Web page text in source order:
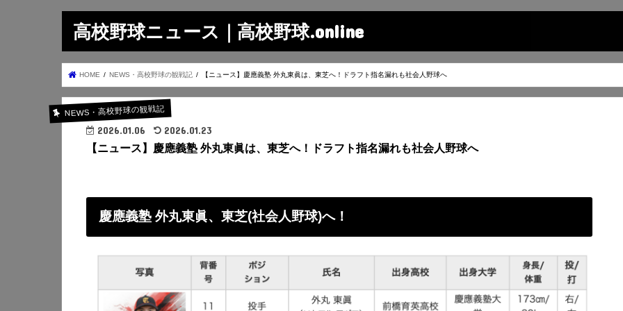
高校野球ニュース｜高校野球.online
HOME NEWS・高校野球の観戦記 【ニュース】慶應義塾 外丸東眞は、東芝へ！ドラフト指名漏れも社会人野球へ
NEWS・高校野球の観戦記
2026.01.06 2026.01.23
【ニュース】慶應義塾 外丸東眞は、東芝へ！ドラフト指名漏れも社会人野球へ
慶應義塾 外丸東眞、東芝(社会人野球)へ！